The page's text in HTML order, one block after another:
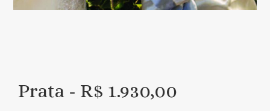
Prata - R$ 1.930,00